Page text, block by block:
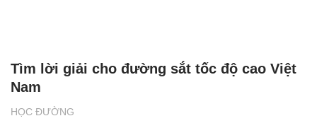
HỌC ĐƯỜNG
Tìm lời giải cho đường sắt tốc độ cao Việt
Nam